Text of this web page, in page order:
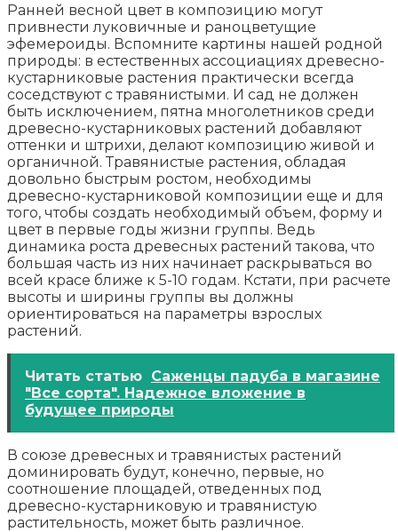
Ранней весной цвет в композицию могут
привнести луковичные и раноцветущие
эфемероиды. Вспомните картины нашей родной
природы: в естественных ассоциациях древесно-
кустарниковые растения практически всегда
соседствуют с травянистыми. И сад не должен
быть исключением, пятна многолетников среди
древесно-кустарниковых растений добавляют
оттенки и штрихи, делают композицию живой и
органичной. Травянистые растения, обладая
довольно быстрым ростом, необходимы
древесно-кустарниковой композиции еще и для
того, чтобы создать необходимый объем, форму и
цвет в первые годы жизни группы. Ведь
динамика роста древесных растений такова, что
большая часть из них начинает раскрываться во
всей красе ближе к 5-10 годам. Кстати, при расчете
высоты и ширины группы вы должны
ориентироваться на параметры взрослых
растений.
Читать статью Саженцы падуба в магазине
"Все сорта". Надежное вложение в
будущее природы
В союзе древесных и травянистых растений
доминировать будут, конечно, первые, но
соотношение площадей, отведенных под
древесно-кустарниковую и травянистую
растительность, может быть различное.